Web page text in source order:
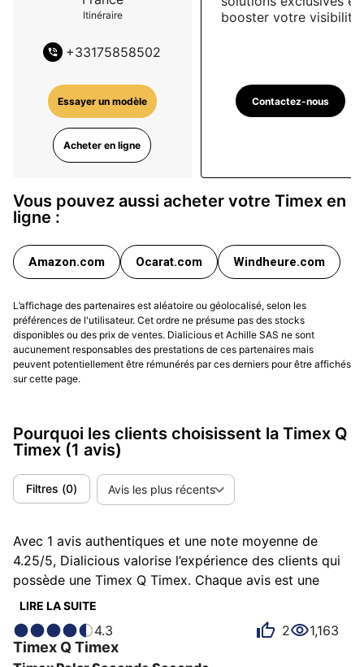
Itinéraire
+33175858502
Essayer un modèle
Acheter en ligne
booster votre visibilité
Contactez-nous
Vous pouvez aussi acheter votre Timex en
ligne :
Amazon.com Ocarat.com Windheure.com
L’affichage des partenaires est aléatoire ou géolocalisé, selon les
préférences de l'utilisateur. Cet ordre ne présume pas des stocks
disponibles ou des prix de ventes. Dialicious et Achille SAS ne sont
aucunement responsables des prestations de ces partenaires mais
peuvent potentiellement être rémunérés par ces derniers pour être affichés
sur cette page.
Pourquoi les clients choisissent la Timex Q
Timex (1 avis)
Filtres (0) Avis les plus récents
Avec 1 avis authentiques et une note moyenne de
4.25/5, Dialicious valorise l’expérience des clients qui
possède une Timex Q Timex. Chaque avis est une
source d’inspiration pour comprendre ce qui rend la
Timex Q Timex unique aux yeux de ses possesseurs.
Certains la décrivent comme confortable, d'autres
comme mignonne ou amusante et chacun a des
LIRE LA SUITE
4.3 2 1,163
Timex Q Timex